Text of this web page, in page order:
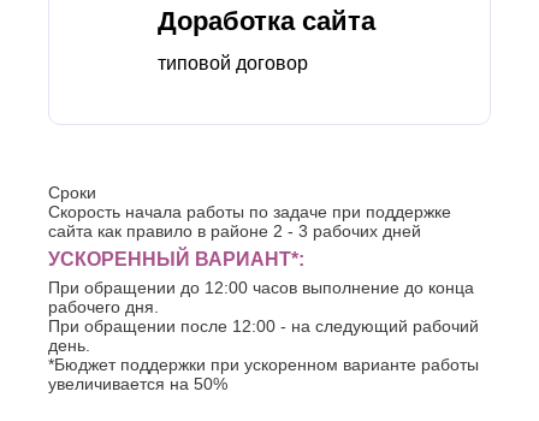
Доработка сайта
типовой договор
Сроки
Скорость начала работы по задаче при поддержке
сайта как правило в районе 2 - 3 рабочих дней
УСКОРЕННЫЙ ВАРИАНТ*:
При обращении до 12:00 часов выполнение до конца
рабочего дня.
При обращении после 12:00 - на следующий рабочий
день.
*Бюджет поддержки при ускоренном варианте работы
увеличивается на 50%